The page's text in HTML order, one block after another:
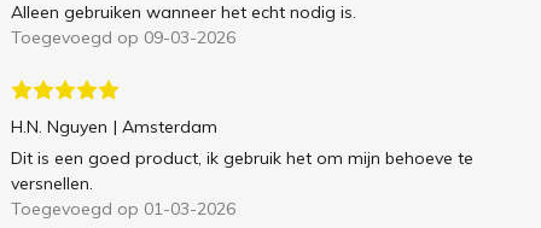
Alleen gebruiken wanneer het echt nodig is.
Toegevoegd op 09-03-2026
H.N. Nguyen | Amsterdam
Dit is een goed product, ik gebruik het om mijn behoeve te
versnellen.
Toegevoegd op 01-03-2026